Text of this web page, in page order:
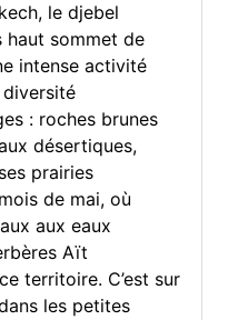
le djebel
haut sommet de
intense activité
: roches brunes
désertiques,
prairies
de mai, où
aux eaux
Aït
territoire. C’est sur
les petites